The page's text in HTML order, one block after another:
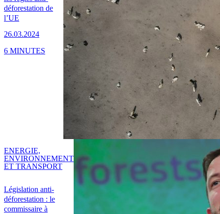
déforestation de
l’UE
26.03.2024
6 MINUTES
Législation anti-
déforestation : le
commissaire à
ENERGIE,
ENVIRONNEMENT
ET TRANSPORT